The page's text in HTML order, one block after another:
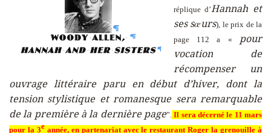
réplique d’Hannah et
ses sœurs), le prix de la
page 112 a « pour
vocation de
récompenser un
ouvrage littéraire paru en début d’hiver, dont la
tension stylistique et romanesque sera remarquable
de la première à la dernière page”. Il sera décerné le 11 mars
pour la 3eannée, en partenariat avec le restaurant Roger la grenouille à